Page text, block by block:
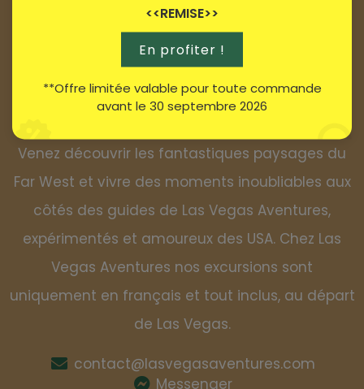
Venez découvrir les fantastiques paysages du
Far West et vivre des moments inoubliables aux
côtés des guides de Las Vegas Aventures,
expérimentés et amoureux des USA. Chez Las
Vegas Aventures nos excursions sont
uniquement en français et tout inclus, au départ
de Las Vegas.
contact@lasvegasaventures.com
Messenger
<<REMISE>>
En profiter !
**Offre limitée valable pour toute commande
avant le 30 septembre 2026